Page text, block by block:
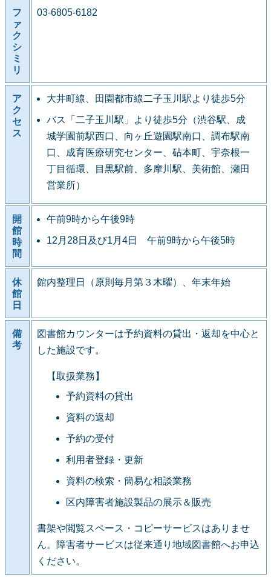
フ
ァ
ク
シ
ミ
リ
03-6805-6182
ア
ク
セ
ス
大井町線、田園都市線二子玉川駅より徒歩5分
バス「二子玉川駅」より徒歩5分（渋谷駅、成
城学園前駅西口、向ヶ丘遊園駅南口、調布駅南
口、成育医療研究センター、砧本町、宇奈根一
丁目循環、目黒駅前、多摩川駅、美術館、瀬田
営業所）
開
館
時
間
午前9時から午後9時
12月28日及び1月4日 午前9時から午後5時
休
館
日
館内整理日（原則毎月第３木曜）、年末年始
備
考
図書館カウンターは予約資料の貸出・返却を中心と
した施設です。
【取扱業務】
予約資料の貸出
資料の返却
予約の受付
利用者登録・更新
資料の検索・簡易な相談業務
区内障害者施設製品の展示＆販売
書架や閲覧スペース・コピーサービスはありませ
ん。障害者サービスは従来通り地域図書館へお申込
ください。